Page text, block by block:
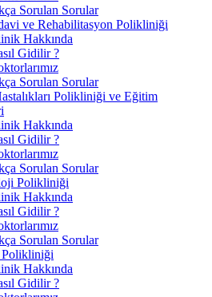
Sorulan Sorular
ve Rehabilitasyon Polikliniği
Hakkında
Gidilir ?
Sorulan Sorular
Polikliniği ve Eğitim
Hakkında
Gidilir ?
Sorulan Sorular
Polikliniği
Hakkında
Gidilir ?
Sorulan Sorular
Hakkında
Gidilir ?